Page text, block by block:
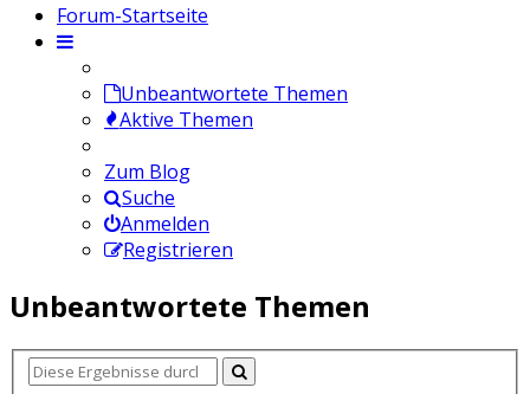
Forum-Startseite
Unbeantwortete Themen
Aktive Themen
Zum Blog
Suche
Anmelden
Registrieren
Unbeantwortete Themen